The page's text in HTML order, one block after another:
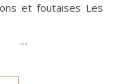
et foutaises Les